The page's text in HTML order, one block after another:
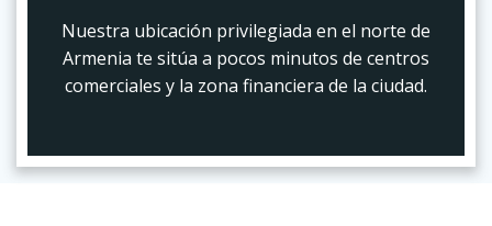
Nuestra ubicación privilegiada en el norte de
Armenia te sitúa a pocos minutos de centros
comerciales y la zona financiera de la ciudad.